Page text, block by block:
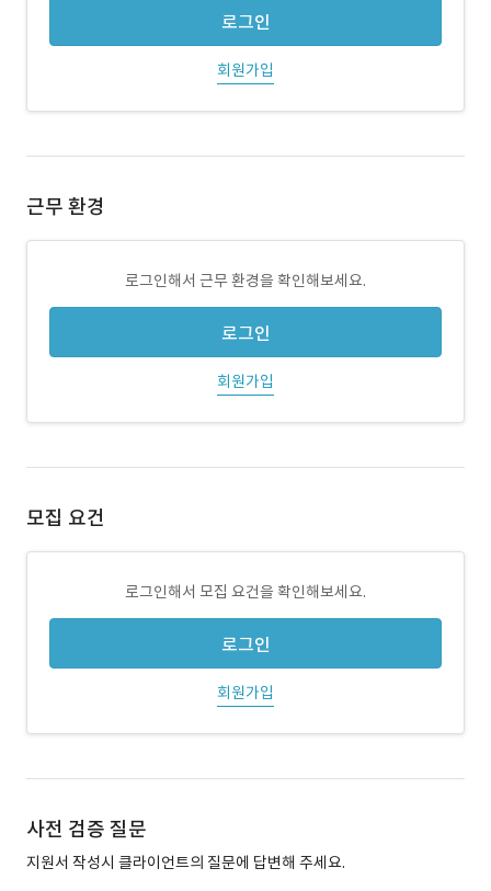
로그인
회원가입
근무 환경
로그인해서 근무 환경을 확인해보세요.
로그인
회원가입
모집 요건
로그인해서 모집 요건을 확인해보세요.
로그인
회원가입
사전 검증 질문
지원서 작성시 클라이언트의 질문에 답변해 주세요.